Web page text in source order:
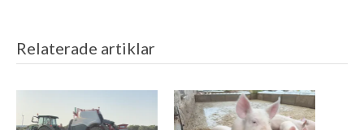
Relaterade artiklar